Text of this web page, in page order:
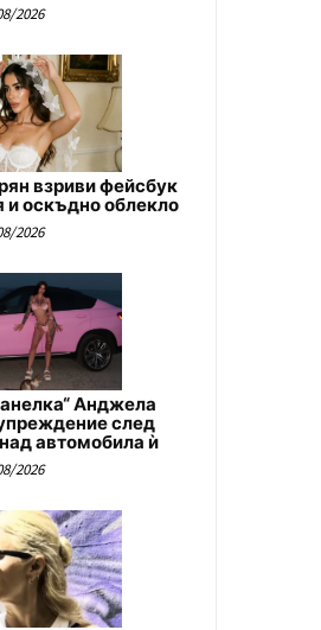
2026
взриви фейсбук
и оскъдно облекло
2026
Анджела
след
автомобила ѝ
2026